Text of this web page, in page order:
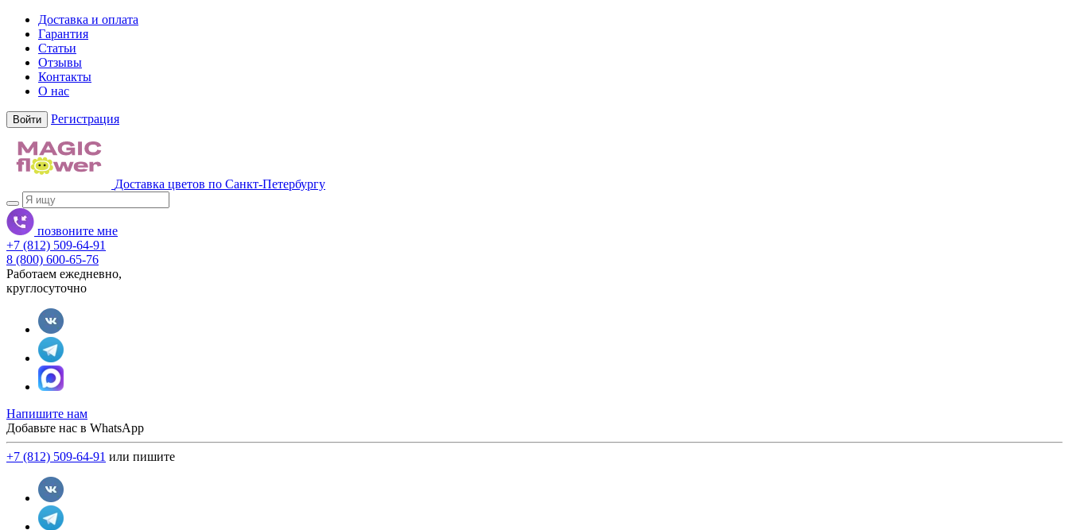
Доставка и оплата
Гарантия
Статьи
Отзывы
Контакты
О нас
Войти Регистрация
Доставка цветов по Санкт-Петербургу
позвоните мне
+7 (812) 509-64-91
8 (800) 600-65-76
Работаем ежедневно,
круглосуточно
Напишите нам
Добавьте нас в WhatsApp
+7 (812) 509-64-91 или пишите